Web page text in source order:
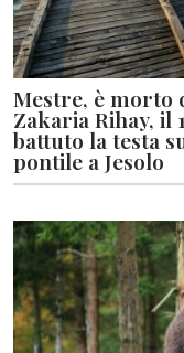
Mestre, è morto
Zakaria Rihay, il
battuto la testa
pontile a Jesolo